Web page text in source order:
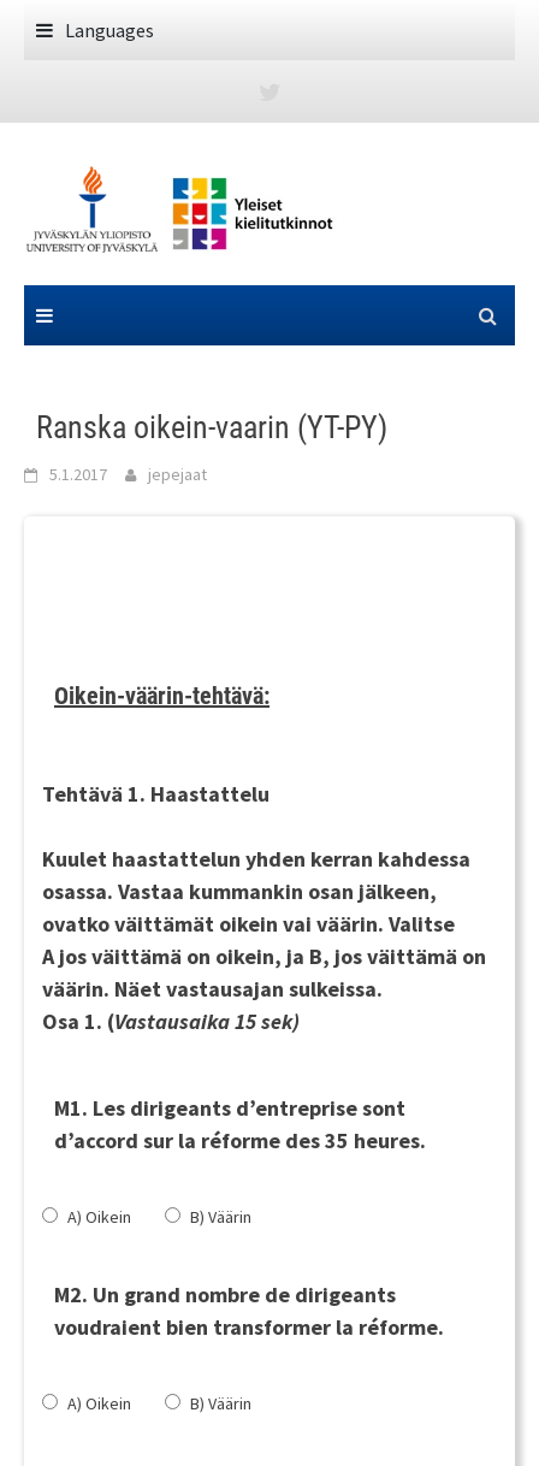
Languages
Ranska oikein-vaarin (YT-PY)
5.1.2017 jepejaat
Oikein-väärin-tehtävä:
Tehtävä 1. Haastattelu
Kuulet haastattelun yhden kerran kahdessa
osassa. Vastaa kummankin osan jälkeen,
ovatko väittämät oikein vai väärin. Valitse
Ajos väittämä on oikein, ja B, jos väittämä on
väärin. Näet vastausajan sulkeissa.
Osa 1. (Vastausaika 15 sek)
M1. Les dirigeants d’entreprise sont
d’accord sur la réforme des 35 heures.
A) Oikein B) Väärin
M2. Un grand nombre de dirigeants
voudraient bien transformer la réforme.
A) Oikein B) Väärin